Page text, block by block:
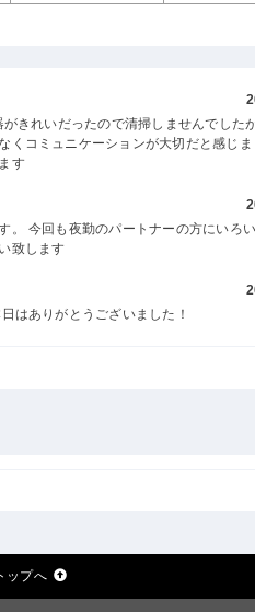
きれいだったので清掃しませんでした
くコミュニケーションが大切だと感じ
す
。 今回も夜勤のパートナーの方にいろ
致します
はありがとうございました！
ップへ